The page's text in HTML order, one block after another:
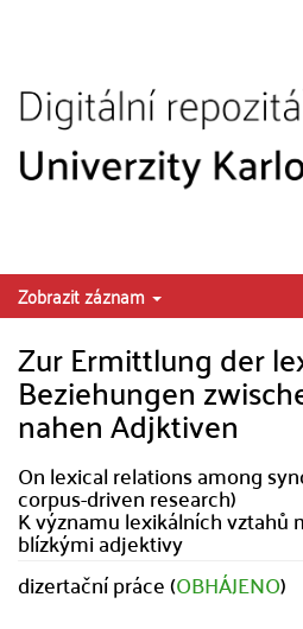
Zobrazit záznam
Zur Ermittlung der
Beziehungen
nahen Adjktiven
On lexical relations among
corpus-driven research)
K významu lexikálních vztahů
blízkými adjektivy
dizertační práce (OBHÁJENO)